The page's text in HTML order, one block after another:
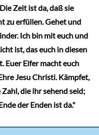
Zeit ist da, daß sie
zu erfüllen. Gehet und
Ich bin mit euch und
ist, das euch in diesen
Euer Eifer macht euch
Jesu Christi. Kämpfet,
die ihr sehend seid;
der Enden ist da."